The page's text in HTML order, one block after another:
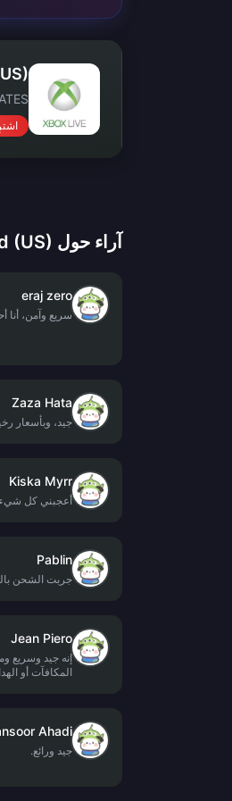
آراء حول Xbox Live Gift Card (US)
eraj zero
سريع وآمن، أنا
Zaza Hata
جيد، وبأسعار
Kiska Myrr
أعجبني كل
Pablin
جربت الشحن
Jean Piero
إنه جيد وسريع
المكافآت أو
Ahadi
جيد ورائع.